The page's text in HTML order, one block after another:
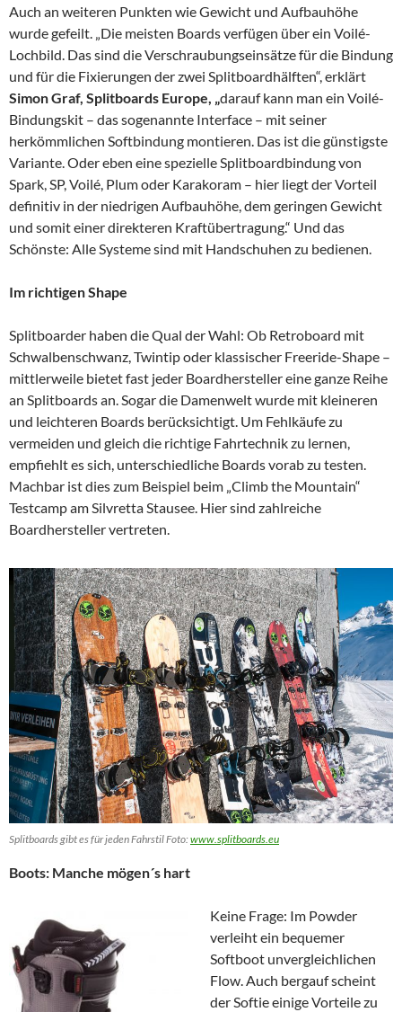
Auch an weiteren Punkten wie Gewicht und Aufbauhöhe
wurde gefeilt. „Die meisten Boards verfügen über ein Voilé-
Lochbild. Das sind die Verschraubungseinsätze für die Bindung
und für die Fixierungen der zwei Splitboardhälften“, erklärt
Simon Graf, Splitboards Europe, „darauf kann man ein Voilé-
Bindungskit – das sogenannte Interface – mit seiner
herkömmlichen Softbindung montieren. Das ist die günstigste
Variante. Oder eben eine spezielle Splitboardbindung von
Spark, SP, Voilé, Plum oder Karakoram – hier liegt der Vorteil
definitiv in der niedrigen Aufbauhöhe, dem geringen Gewicht
und somit einer direkteren Kraftübertragung.“ Und das
Schönste: Alle Systeme sind mit Handschuhen zu bedienen.
Im richtigen Shape
Splitboarder haben die Qual der Wahl: Ob Retroboard mit
Schwalbenschwanz, Twintip oder klassischer Freeride-Shape –
mittlerweile bietet fast jeder Boardhersteller eine ganze Reihe
an Splitboards an. Sogar die Damenwelt wurde mit kleineren
und leichteren Boards berücksichtigt. Um Fehlkäufe zu
vermeiden und gleich die richtige Fahrtechnik zu lernen,
empfiehlt es sich, unterschiedliche Boards vorab zu testen.
Machbar ist dies zum Beispiel beim „Climb the Mountain“
Testcamp am Silvretta Stausee. Hier sind zahlreiche
Boardhersteller vertreten.
Splitboards gibt es für jeden Fahrstil Foto:www.splitboards.eu
Boots: Manche mögen´s hart
Keine Frage: Im Powder
verleiht ein bequemer
Softboot unvergleichlichen
Flow. Auch bergauf scheint
der Softie einige Vorteile zu